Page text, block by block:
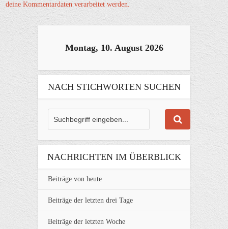
deine Kommentardaten verarbeitet werden.
Montag, 10. August 2026
NACH STICHWORTEN SUCHEN
NACHRICHTEN IM ÜBERBLICK
Beiträge von heute
Beiträge der letzten drei Tage
Beiträge der letzten Woche